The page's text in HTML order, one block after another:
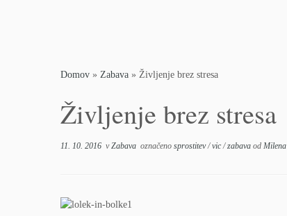
Domov » Zabava » Življenje brez stresa
Življenje brez stresa
11. 10. 2016 vZabava označeno sprostitev/vic/zabava od Milena